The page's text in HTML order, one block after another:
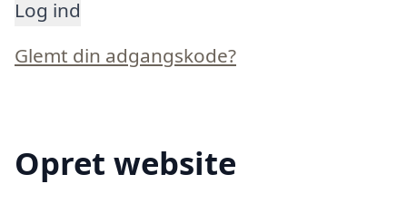
Glemt din adgangskode?
Opret website